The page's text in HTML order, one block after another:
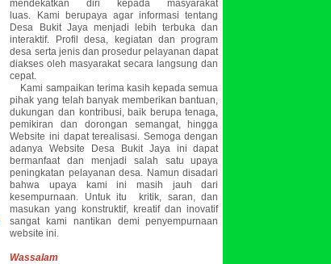
mendekatkan diri kepada masyarakat
luas.
Kami berupaya agar informasi tentang
Desa Bukit Jaya menjadi lebih terbuka dan
interaktif. Profil desa, kegiatan dan program
desa serta jenis dan prosedur pelayanan dapat
diakses oleh masyarakat secara langsung dan
cepat.
Kami sampaikan terima kasih kepada semua
pihak yang telah banyak memberikan bantuan,
dukungan dan kontribusi, baik berupa tenaga,
pemikiran dan dorongan semangat, hingga
Website ini dapat terealisasi. Semoga dengan
adanya Website Desa Bukit Jaya ini dapat
bermanfaat dan menjadi salah satu upaya
peningkatan pelayanan desa. Namun disadari
bahwa upaya kami ini masih jauh dari
kesempurnaan. Untuk itu kritik, saran, dan
masukan yang konstruktif, kreatif dan inovatif
sangat kami nantikan demi penyempurnaan
website ini.
Wassalam